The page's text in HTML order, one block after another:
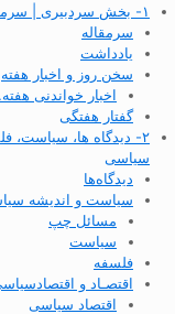
۱- بخش سردبیری | سرمقاله، یادداشت، سخن روز و پژوهش‌ها
سرمقاله
یادداشت
سخن روز و اخبار هفته
اخبار خواندنی
گفتار هفتگی
۲- دیدگاه ها، سیاست،
سیاسی
دیدگاه‌ها
سیاست و اندیشه
مسائل چپ
سیاست
فلسفه
اقتصـاد و
اقتصاد سیاسی